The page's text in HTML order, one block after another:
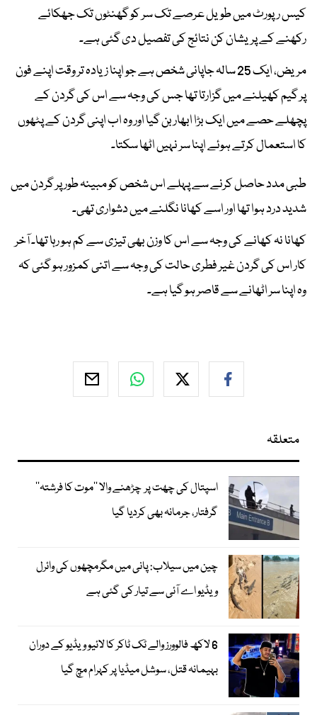
کیس رپورٹ میں طویل عرصے تک سر کو گھنٹوں تک جھکائے
رکھنے کے پریشان کن نتائج کی تفصیل دی گئی ہے۔
مریض، ایک 25 سالہ جاپانی شخص ہے جو اپنا زیادہ تر وقت اپنے فون
پر گیم کھیلنے میں گزارتا تھا جس کی وجہ سے اس کی گردن کے
پچھلے حصے میں ایک بڑا ابھار بن گیا اور وہ اب اپنی گردن کے پٹھوں
کا استعمال کرتے ہوئے اپنا سر نہیں اٹھا سکتا۔
طبی مدد حاصل کرنے سے پہلے اس شخص کو مبینہ طور پر گردن میں
شدید درد ہوا تھا اور اسے کھانا نگلنے میں دشواری تھی۔
کھانا نہ کھانے کی وجہ سے اس کا وزن بھی تیزی سے کم ہو رہا تھا۔ آخر
کار اس کی گردن غیر فطری حالت کی وجہ سے اتنی کمزور ہو گئی کہ
وہ اپنا سر اٹھانے سے قاصر ہو گیا ہے۔
متعلقہ
اسپتال کی چھت پر چڑھنے والا ’’موت کا فرشتہ‘‘
گرفتار، جرمانہ بھی کردیا گیا
چین میں سیلاب: پانی میں مگرمچھوں کی وائرل
ویڈیو اے آئی سے تیار کی گئی ہے
6 لاکھ فالوورز والے ٹک ٹاکر کا لائیو ویڈیو کے دوران
بہیمانہ قتل، سوشل میڈیا پر کہرام مچ گیا